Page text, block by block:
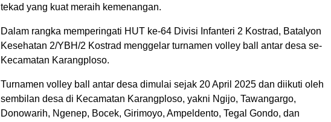
tekad yang kuat meraih kemenangan.
Dalam rangka memperingati HUT ke-64 Divisi Infanteri 2 Kostrad, Batalyon
Kesehatan 2/YBH/2 Kostrad menggelar turnamen volley ball antar desa se-
Kecamatan Karangploso.
Turnamen volley ball antar desa dimulai sejak 20 April 2025 dan diikuti oleh
sembilan desa di Kecamatan Karangploso, yakni Ngijo, Tawangargo,
Donowarih, Ngenep, Bocek, Girimoyo, Ampeldento, Tegal Gondo, dan